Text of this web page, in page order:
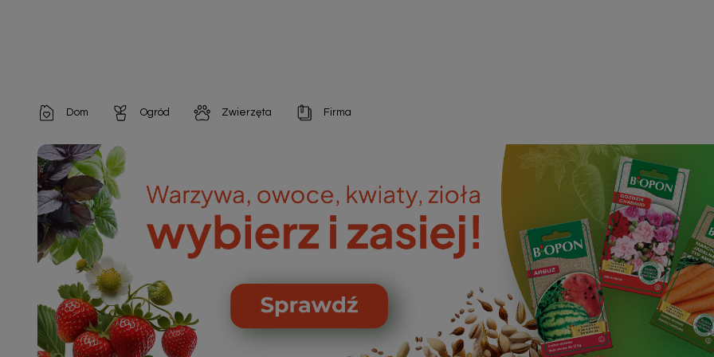
Dom
Artykuły dekoracyjne
Artykuły do pielęgnacji
Artykuły gospodarstwa domowego
Artykuły higieniczne
Artykuły jednorazowe
Artykuły opakowaniowe
Chemia gospodarcza
Ogród
Chemia do architektury ogrodowej
Chemia do oczek wodnych
Doniczki i pojemniki
Odstraszacze owadów
Odstraszacze zwierząt
Nawozy i preparaty
Narzędzia ogrodnicze
Nasiona
Zwierzęta
Karmy i Przekąski dla Kotów
Chusteczki nawilżane
Zobacz wszystkie
Firma
Artykuły opakowaniowe
